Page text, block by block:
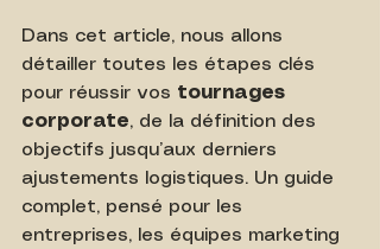
Dans cet article, nous allons
détailler toutes les étapes clés
pour réussir vos tournages
corporate, de la définition des
objectifs jusqu’aux derniers
ajustements logistiques. Un guide
complet, pensé pour les
entreprises, les équipes marketing